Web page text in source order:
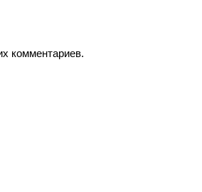
комментариев.